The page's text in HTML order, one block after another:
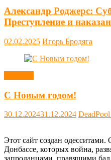
Александр Роджерс:
Преступление и
02.02.2025 Игорь Бродяга
С Новым годом!
30.12.202431.12.2024 DeadPool
Этот сайт создан
Донбассе, которых война,